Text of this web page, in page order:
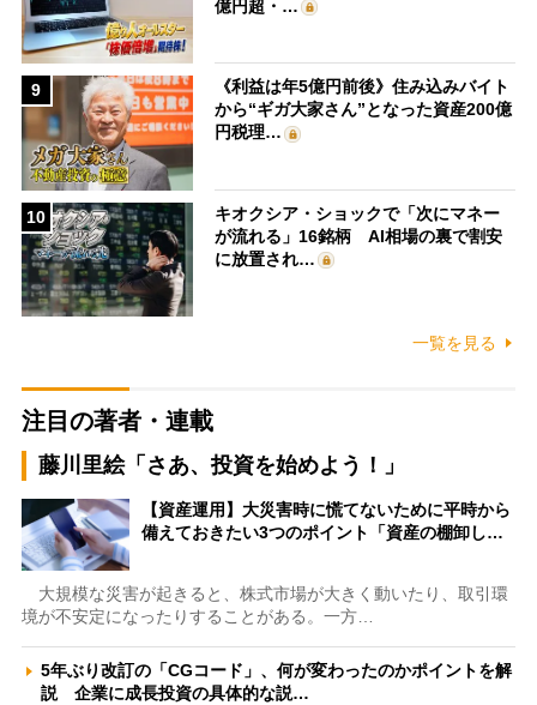
億円超・…
9
《利益は年5億円前後》住み込みバイト
から“ギガ大家さん”となった資産200億
円税理…
10
キオクシア・ショックで「次にマネー
が流れる」16銘柄 AI相場の裏で割安
に放置され…
一覧を見る
注目の著者・連載
藤川里絵「さあ、投資を始めよう！」
【資産運用】大災害時に慌てないために平時から
備えておきたい3つのポイント「資産の棚卸し…
大規模な災害が起きると、株式市場が大きく動いたり、取引環
境が不安定になったりすることがある。一方…
5年ぶり改訂の「CGコード」、何が変わったのかポイントを解
説 企業に成長投資の具体的な説…